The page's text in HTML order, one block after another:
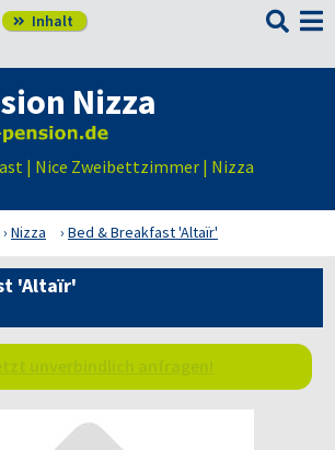
 Inhalt 
Nizza
| Nice Zweibettzimmer | Nizza
Nizza Bed & Breakfast 'Altaïr'
'Altaïr'